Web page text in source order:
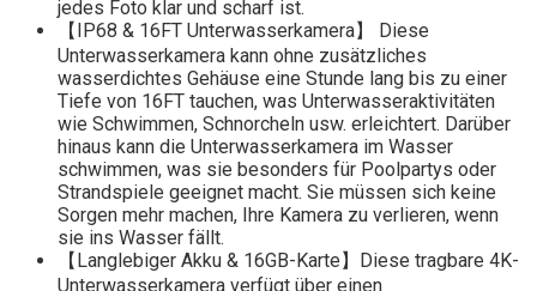
jedes Foto klar und scharf ist.
【IP68 & 16FT Unterwasserkamera】 Diese
Unterwasserkamera kann ohne zusätzliches
wasserdichtes Gehäuse eine Stunde lang bis zu einer
Tiefe von 16FT tauchen, was Unterwasseraktivitäten
wie Schwimmen, Schnorcheln usw. erleichtert. Darüber
hinaus kann die Unterwasserkamera im Wasser
schwimmen, was sie besonders für Poolpartys oder
Strandspiele geeignet macht. Sie müssen sich keine
Sorgen mehr machen, Ihre Kamera zu verlieren, wenn
sie ins Wasser fällt.
【Langlebiger Akku & 16GB-Karte】Diese tragbare 4K-
Unterwasserkamera verfügt über einen